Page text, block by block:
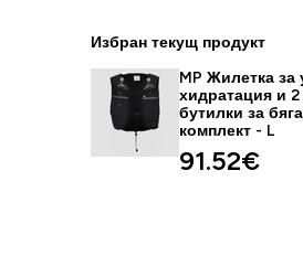
Избран текущ продукт
MP Жилетка за
хидратация и 2
бутилки за
комплект - L
91.52€‎